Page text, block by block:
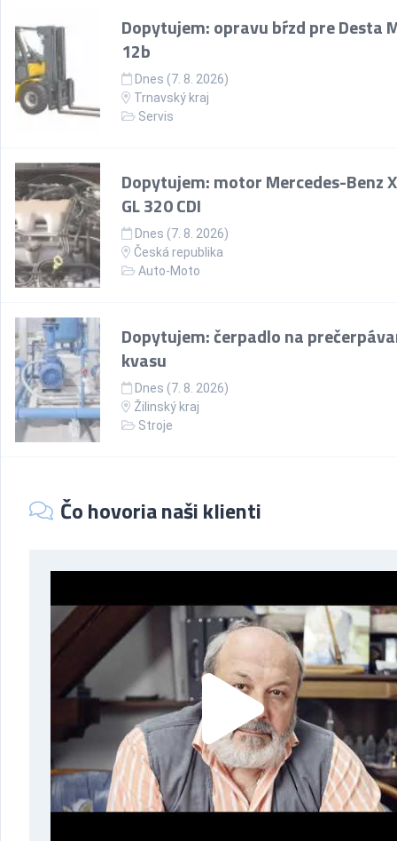
Dopytujem: opravu bŕzd pre Desta
12b
Dnes (7. 8. 2026)
Trnavský kraj
Servis
Dopytujem: motor Mercedes-Benz
GL 320 CDI
Dnes (7. 8. 2026)
Česká republika
Auto-Moto
Dopytujem: čerpadlo na
kvasu
Dnes (7. 8. 2026)
Žilinský kraj
Stroje
Čo hovoria naši klienti